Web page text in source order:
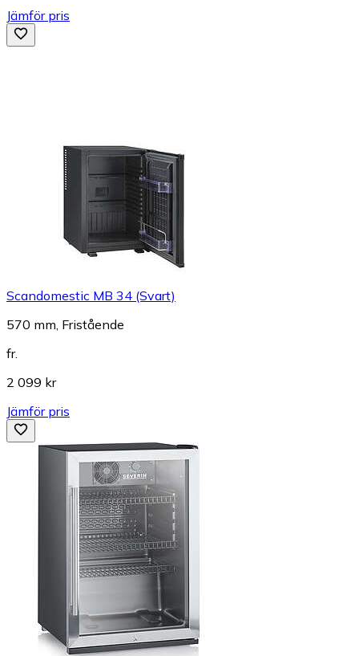
Jämför pris
Scandomestic MB 34 (Svart)
570 mm, Fristående
fr.
2 099 kr
Jämför pris